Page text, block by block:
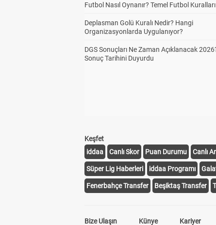
Futbol Nasıl Oynanır? Temel Futbol Kuralları
Deplasman Golü Kuralı Nedir? Hangi
Organizasyonlarda Uygulanıyor?
DGS Sonuçları Ne Zaman Açıklanacak
Sonuç Tarihini Duyurdu
Keşfet
iddaa
Canlı Skor Puan Durumu Canlı
Süper Lig Haberleri iddaa Programı
Fenerbahçe Transfer Beşiktaş Transfer
Bize Ulaşın Künye Kariyer